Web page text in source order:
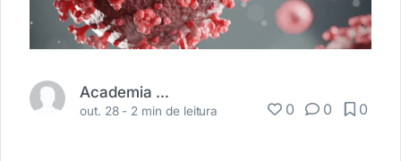
Academia Médica
out. 28 - 2 min de leitura 0 0 0